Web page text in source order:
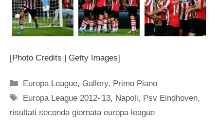
[Photo Credits | Getty Images]
Categorie
Europa League, Gallery, Primo Piano
Tag
Europa League 2012-'13, Napoli, Psv Eindhoven,
risultati seconda giornata europa league